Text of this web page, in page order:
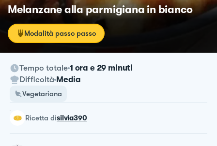
Melanzane alla parmigiana in bianco
Modalità passo passo
Tempo totale 1 ora e 29 minuti
Difficoltà Media
Vegetariana
ricetta disilvia390